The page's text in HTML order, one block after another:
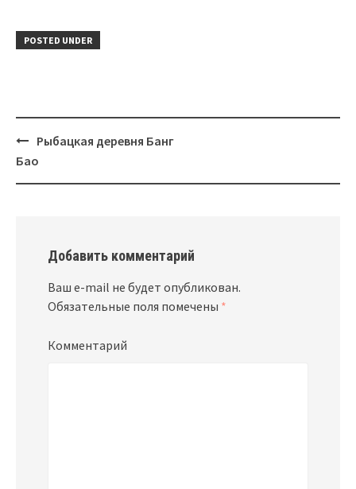
POSTED UNDER
Post
navigation
Рыбацкая деревня Банг
Бао
Добавить комментарий
Ваш e-mail не будет опубликован.
Обязательные поля помечены *
Комментарий